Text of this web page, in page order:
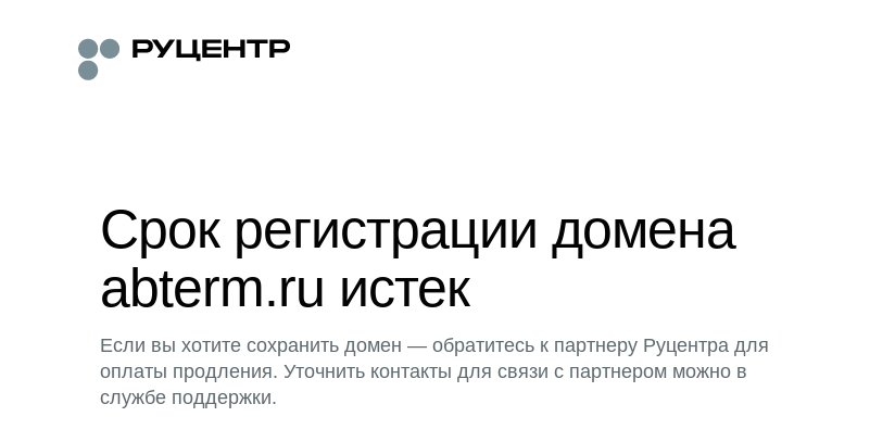
Срок регистрации домена
abterm.ru истек
Если вы хотите сохранить домен — обратитесь к партнеру Руцентра для
оплаты продления. Уточнить контакты для связи с партнером можно в
службе поддержки.